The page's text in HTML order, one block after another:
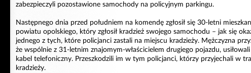
zabezpieczyli pozostawione samochody na policyjnym parkingu.
Następnego dnia przed południem na komendę zgłosił się 30-letni
powiatu opolskiego, który zgłosił kradzież swojego samochodu – jak się
jednego z tych, które policjanci zastali na miejscu kradzieży. Mężczyzna
że wspólnie z 31-letnim znajomym-właścicielem drugiego pojazdu,
kabel telefoniczny. Przeszkodzili im w tym policjanci, którzy przyjechali w
kradzieży.